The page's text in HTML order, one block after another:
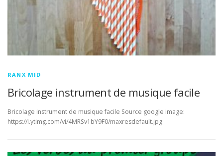
RANX MID
Bricolage instrument de musique facile
Bricolage instrument de musique facile Source google image:
https://i.ytimg.com/vi/4MRSv1bY9F0/maxresdefault.jpg